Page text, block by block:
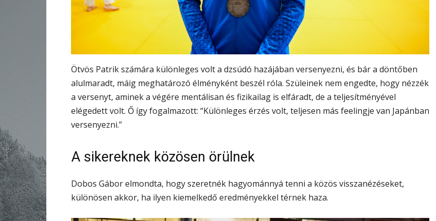
Ötvös Patrik számára különleges volt a dzsúdó hazájában versenyezni, és bár a döntőben
alulmaradt, máig meghatározó élményként beszél róla. Szüleinek nem engedte, hogy nézzék
a versenyt, aminek a végére mentálisan és fizikailag is elfáradt, de a teljesítményével
elégedett volt. Ő így fogalmazott: “Különleges érzés volt, teljesen más feelingje van Japánban
versenyezni.”
A sikereknek közösen örülnek
Dobos Gábor elmondta, hogy szeretnék hagyománnyá tenni a közös visszanézéseket,
különösen akkor, ha ilyen kiemelkedő eredményekkel térnek haza.